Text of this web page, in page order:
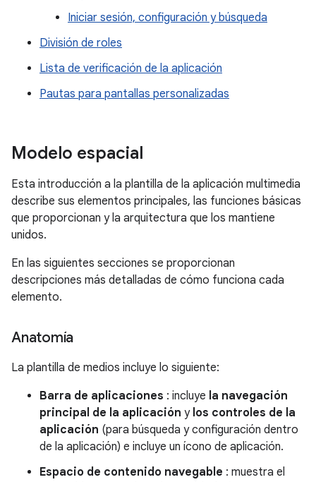
Iniciar sesión, configuración y búsqueda
División de roles
Lista de verificación de la aplicación
Pautas para pantallas personalizadas
Modelo espacial
Esta introducción a la plantilla de la aplicación multimedia
describe sus elementos principales, las funciones básicas
que proporcionan y la arquitectura que los mantiene
unidos.
En las siguientes secciones se proporcionan
descripciones más detalladas de cómo funciona cada
elemento.
Anatomía
La plantilla de medios incluye lo siguiente:
Barra de aplicaciones : incluye la navegación
principal de la aplicación y los controles de la
aplicación (para búsqueda y configuración dentro
de la aplicación) e incluye un ícono de aplicación.
Espacio de contenido navegable : muestra el